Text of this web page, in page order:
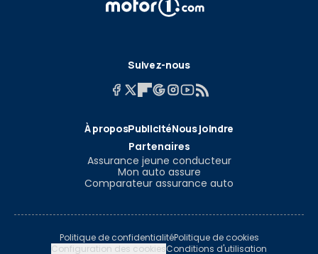
Suivez-nous
À proposPublicitéNous joindre
Partenaires
Assurance jeune conducteur
Mon auto assure
Comparateur assurance auto
Politique de confidentialitéPolitique de cookies
Configuration des cookiesConditions d'utilisation